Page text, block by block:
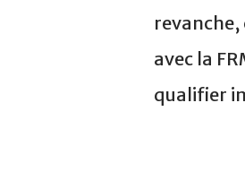
revanche,
avec la
qualifier